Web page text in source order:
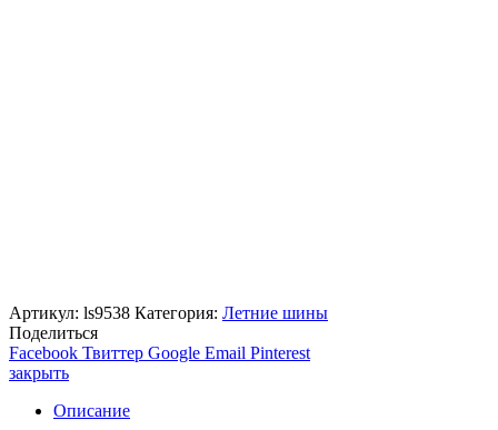
Артикул: ls9538 Категория: Летние шины
Поделиться
Facebook Твиттер Google Email Pinterest
закрыть
Описание